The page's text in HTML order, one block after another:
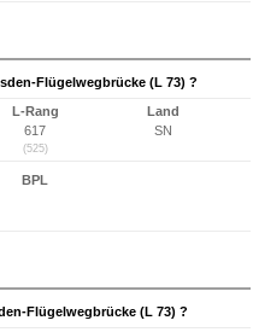
Flügelwegbrücke (L 73) ?
L-Rang
617
(525)
Land
SN
BPL
Flügelwegbrücke (L 73) ?